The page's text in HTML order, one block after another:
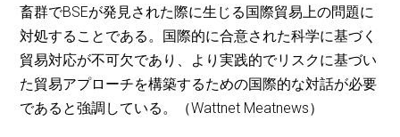
畜群でBSEが発見された際に生じる国際貿易上の問題に
対処することである。国際的に合意された科学に基づく
貿易対応が不可欠であり、より実践的でリスクに基づい
た貿易アプローチを構築するための国際的な対話が必要
であると強調している。（Wattnet Meatnews）